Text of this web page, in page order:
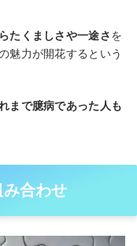
たくましさや一途さを
魅力が開花するという
まで臆病であった人も
合わせ